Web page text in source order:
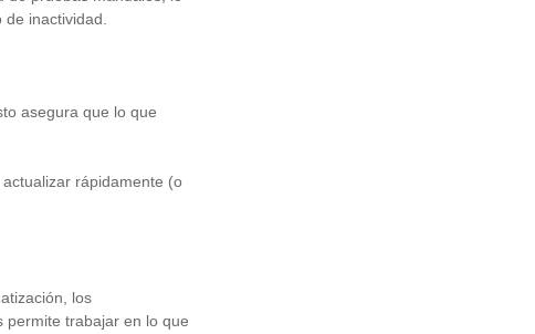
inactividad.
asegura que lo que
rápidamente (o
los
permite trabajar en lo que